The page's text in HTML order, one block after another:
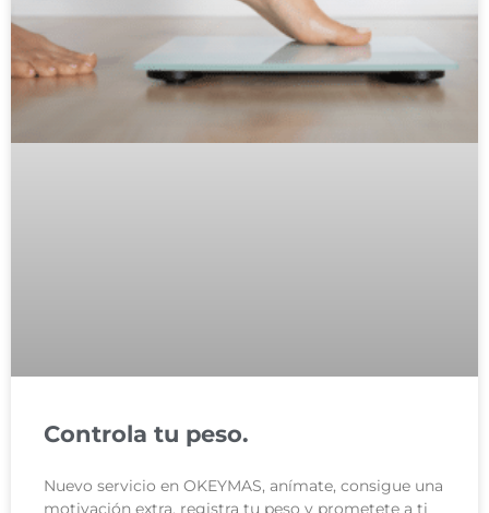
Controla tu peso.
Nuevo servicio en OKEYMAS, anímate, consigue una
motivación extra, registra tu peso y prometete a ti